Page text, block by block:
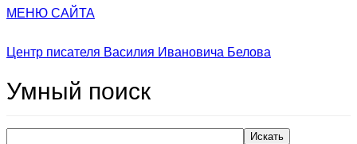
МЕНЮ САЙТА
Центр писателя Василия Ивановича Белова
Умный поиск
Искать